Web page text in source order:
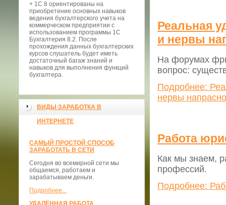
+ 1С 8 ориентированы на
приобретение основных навыков
ведения бухгалтерского учета на
коммерческом предприятии с
использованием программы 1С
Бухгалтерия 8.2. После
прохождения данных бухгалтерских
курсов слушатель будет иметь
достаточный багаж знаний и
навыков для выполнения функций
бухгалтера.
ВИДЫ ЗАРАБОТКА В
ИНТЕРНЕТЕ
САМЫЙ ПРОСТОЙ СПОСОБ
ЗАРАБОТАТЬ В СЕТИ
Сегодня во всемирной сети мы
общаемся, работаем и
зарабатываем деньги.
Подробнее...
УДАЛЁННАЯ РАБОТА
Реальная
и нервы
На форумах
вопрос:
Подробнее:
нервы напрасно
Работа
Как мы знаем,
профессий.
Подробнее: